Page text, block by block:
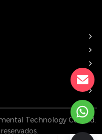
Technology Co., Ltd.